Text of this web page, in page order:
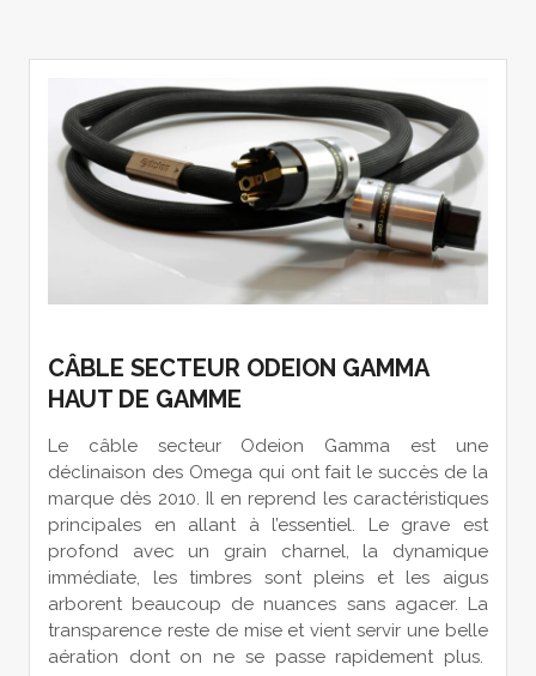
CÂBLE SECTEUR ODEION GAMMA
HAUT DE GAMME
Le câble secteur Odeion Gamma est une
déclinaison des Omega qui ont fait le succès de la
marque dès 2010. Il en reprend les caractéristiques
principales en allant à l’essentiel. Le grave est
profond avec un grain charnel, la dynamique
immédiate, les timbres sont pleins et les aigus
arborent beaucoup de nuances sans agacer. La
transparence reste de mise et vient servir une belle
aération dont on ne se passe rapidement plus.